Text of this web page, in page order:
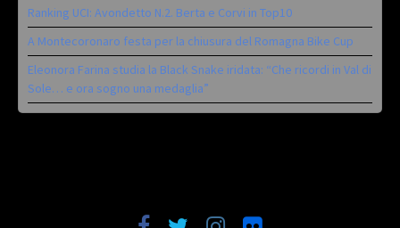
Ranking UCI: Avondetto N.2. Berta e Corvi in Top10
A Montecoronaro festa per la chiusura del Romagna Bike Cup
Eleonora Farina studia la Black Snake iridata: “Che ricordi in Val di
Sole… e ora sogno una medaglia”